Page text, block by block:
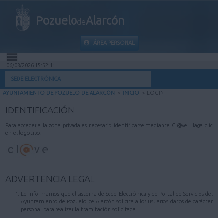
PozuelodeAlarcón
ÁREA PERSONAL
INICIO
MI CARPETA
INFORMACIÓN MUNICIPAL
AYUDA
06/08/2026 15:52:11
SEDE ELECTRÓNICA
AYUNTAMIENTO DE POZUELO DE ALARCÓN > INICIO > LOGIN
IDENTIFICACIÓN
Para acceder a la zona privada es necesario identificarse mediante Cl@ve. Haga clic
en el logotipo.
ADVERTENCIA LEGAL
Le informamos que el sistema de Sede Electrónica y de Portal de Servicios del
Ayuntamiento de Pozuelo de Alarcón solicita a los usuarios datos de carácter
personal para realizar la tramitación solicitada.